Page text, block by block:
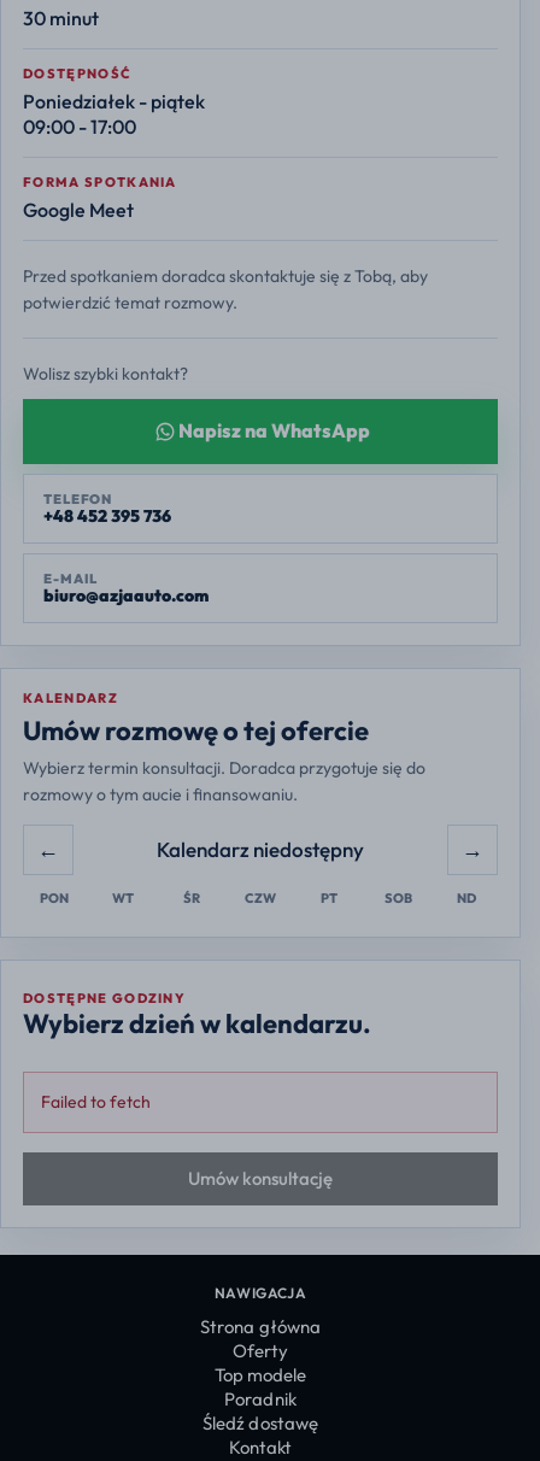
30 minut
DOSTĘPNOŚĆ
Poniedziałek - piątek
09:00 - 17:00
FORMA SPOTKANIA
Google Meet
Przed spotkaniem doradca skontaktuje się z Tobą, aby
potwierdzić temat rozmowy.
Wolisz szybki kontakt?
Napisz na WhatsApp
TELEFON
+48 452 395 736
E-MAIL
biuro@azjaauto.com
KALENDARZ
Umów rozmowę o tej ofercie
Wybierz termin konsultacji. Doradca przygotuje się do
rozmowy o tym aucie i finansowaniu.
Europe/Warsaw
← Kalendarz niedostępny →
PON WT ŚR CZW PT SOB ND
DOSTĘPNE GODZINY
Wybierz dzień w kalendarzu.
Failed to fetch
Umów konsultację
NAWIGACJA
Strona główna
Oferty
Top modele
Poradnik
Śledź dostawę
Kontakt